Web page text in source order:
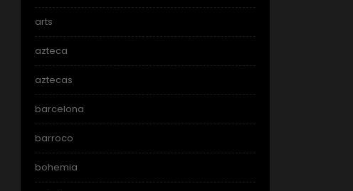
arts
azteca
aztecas
barcelona
barroco
bohemia